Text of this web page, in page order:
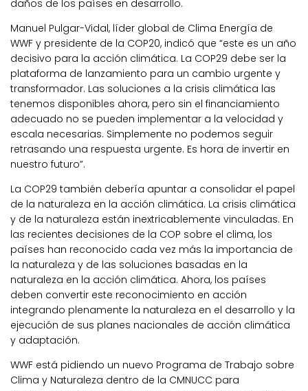
daños de los países en desarrollo.
Manuel Pulgar-Vidal, líder global de Clima Energía de
WWF y presidente de la COP20, indicó que “este es un año
decisivo para la acción climática. La COP29 debe ser la
plataforma de lanzamiento para un cambio urgente y
transformador. Las soluciones a la crisis climática las
tenemos disponibles ahora, pero sin el financiamiento
adecuado no se pueden implementar a la velocidad y
escala necesarias. Simplemente no podemos seguir
retrasando una respuesta urgente. Es hora de invertir en
nuestro futuro”.
La COP29 también debería apuntar a consolidar el papel
de la naturaleza en la acción climática. La crisis climática
y de la naturaleza están inextricablemente vinculadas. En
las recientes decisiones de la COP sobre el clima, los
países han reconocido cada vez más la importancia de
la naturaleza y de las soluciones basadas en la
naturaleza en la acción climática. Ahora, los países
deben convertir este reconocimiento en acción
integrando plenamente la naturaleza en el desarrollo y la
ejecución de sus planes nacionales de acción climática
y adaptación.
WWF está pidiendo un nuevo Programa de Trabajo sobre
Clima y Naturaleza dentro de la CMNUCC para